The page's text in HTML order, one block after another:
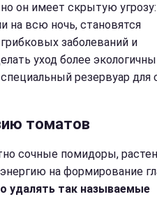
он имеет скрытую угрозу:
на всю ночь, становятся
заболеваний и
уход более
резервуар для
томатов
сочные помидоры,
на формирование
удалять так называемые